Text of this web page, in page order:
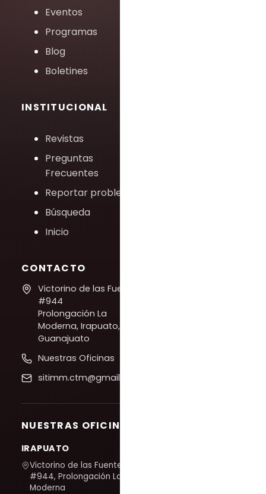
Eventos
Programas
Blog
Boletines
INSTITUCIONAL
Revistas
Preguntas
Frecuentes
Reportar problema
Búsqueda
Inicio
CONTACTO
Victorino de las Fuentes
#944
Prolongación La
Moderna, Irapuato,
Guanajuato
Nuestras Oficinas
sitimm.ctm@gmail.com
NUESTRAS OFICINAS
IRAPUATO
Victorino de las Fuentes
#944, Prolongación La
Moderna